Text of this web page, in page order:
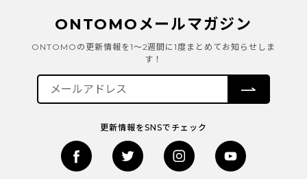
ONTOMOメールマガジン
ONTOMOの更新情報を1～2週間に1度まとめてお知らせしま
す！
更新情報をSNSでチェック